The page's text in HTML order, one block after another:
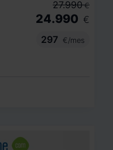
27.990 €
24.990 €
297
€/mes